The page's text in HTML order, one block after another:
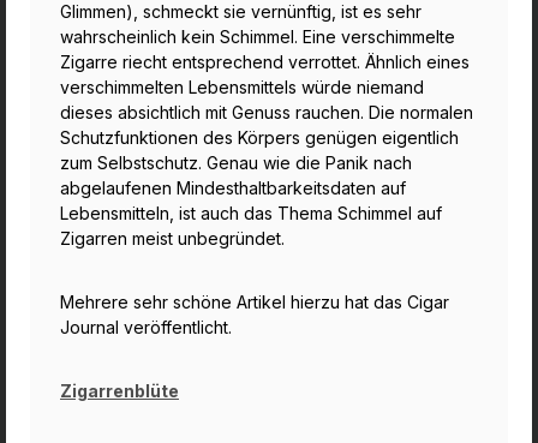
Glimmen), schmeckt sie vernünftig, ist es sehr
wahrscheinlich kein Schimmel. Eine verschimmelte
Zigarre riecht entsprechend verrottet. Ähnlich eines
verschimmelten Lebensmittels würde niemand
dieses absichtlich mit Genuss rauchen. Die normalen
Schutzfunktionen des Körpers genügen eigentlich
zum Selbstschutz. Genau wie die Panik nach
abgelaufenen Mindesthaltbarkeitsdaten auf
Lebensmitteln, ist auch das Thema Schimmel auf
Zigarren meist unbegründet.
Mehrere sehr schöne Artikel hierzu hat das Cigar
Journal veröffentlicht.
Zigarrenblüte